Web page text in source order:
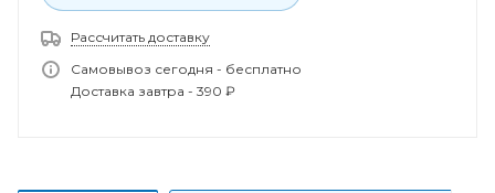
Рассчитать доставку
Самовывоз сегодня - бесплатно
Доставка завтра - 390 ₽
Спасибо за заказ!